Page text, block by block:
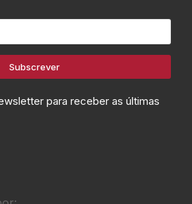
Subscrever
para receber as últimas